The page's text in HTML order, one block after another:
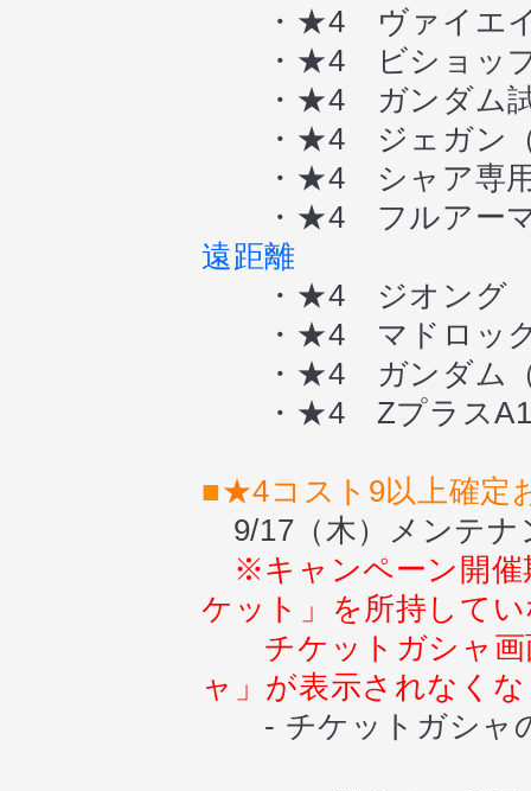
・★4 ヴァイエイ
・★4 ビショップ
・★4 ガンダム試
・★4 ジェガン（
・★4 シャア専
・★4 フルアーマ
遠距離
・★4 ジオング
・★4 マドロッ
・★4 ガンダム（
・★4 ZプラスA1
■★4コスト9以上確定
9/17（木）メンテナ
※キャンペーン開催
ケット」
を所持して
チケットガシャ画
ャ 」 が表示されなく
- チケットガシャ